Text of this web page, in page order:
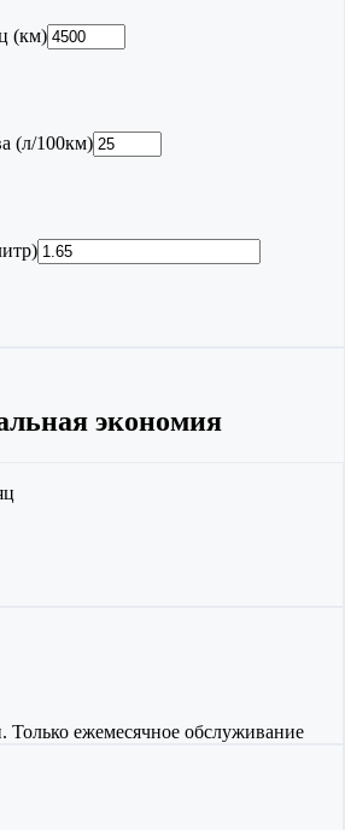
(км)
(л/100км)
экономия
Только ежемесячное обслуживание